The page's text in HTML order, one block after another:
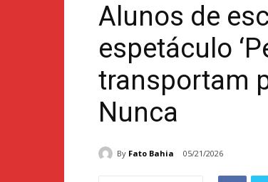
Alunos de
espetáculo
transportam
Nunca
By Fato Bahia 05/21/2026